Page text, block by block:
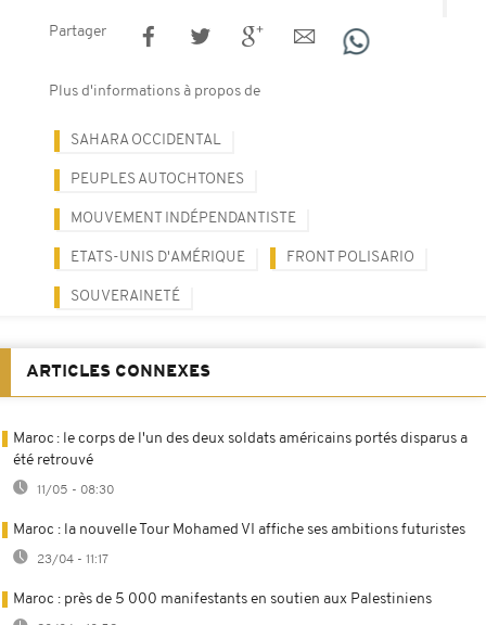
Partager
Plus d'informations à propos de
SAHARA OCCIDENTAL
PEUPLES AUTOCHTONES
MOUVEMENT INDÉPENDANTISTE
ETATS-UNIS D'AMÉRIQUE FRONT POLISARIO
SOUVERAINETÉ
ARTICLES CONNEXES
Maroc : le corps de l'un des deux soldats américains portés disparus a
été retrouvé
11/05 - 08:30
Maroc : la nouvelle Tour Mohamed VI affiche ses ambitions futuristes
23/04 - 11:17
Maroc : près de 5 000 manifestants en soutien aux Palestiniens